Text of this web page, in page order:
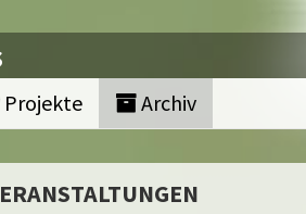
Projekte Archiv